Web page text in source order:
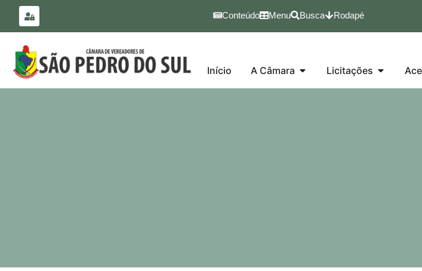
conteúdo
Conteúdo Menu Busca Rodapé
Início A Câmara Licitações